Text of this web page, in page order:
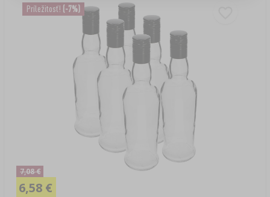
Príležitosť! (-7%)
7,08 €
6,58 €